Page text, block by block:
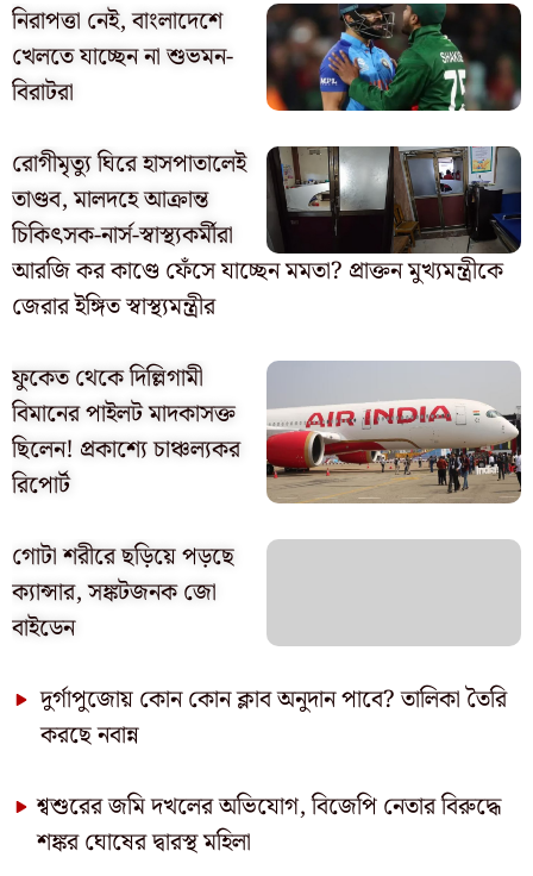
নিরাপত্তা নেই, বাংলাদেশে
খেলতে যাচ্ছেন না শুভমন-
বিরাটরা
রোগীমৃত্যু ঘিরে হাসপাতালেই
তাণ্ডব, মালদহে আক্রান্ত
চিকিৎসক-নার্স-স্বাস্থ্যকর্মীরা
আরজি কর কাণ্ডে ফেঁসে যাচ্ছেন মমতা? প্রাক্তন মুখ্যমন্ত্রীকে
জেরার ইঙ্গিত স্বাস্থ্যমন্ত্রীর
ফুকেত থেকে দিল্লিগামী
বিমানের পাইলট মাদকাসক্ত
ছিলেন! প্রকাশ্যে চাঞ্চল্যকর
রিপোর্ট
গোটা শরীরে ছড়িয়ে পড়ছে
ক্যান্সার, সঙ্কটজনক জো
বাইডেন
দুর্গাপুজোয় কোন কোন ক্লাব অনুদান পাবে? তালিকা তৈরি
করছে নবান্ন
শ্বশুরের জমি দখলের অভিযোগ, বিজেপি নেতার বিরুদ্ধে
শঙ্কর ঘোষের দ্বারস্থ মহিলা